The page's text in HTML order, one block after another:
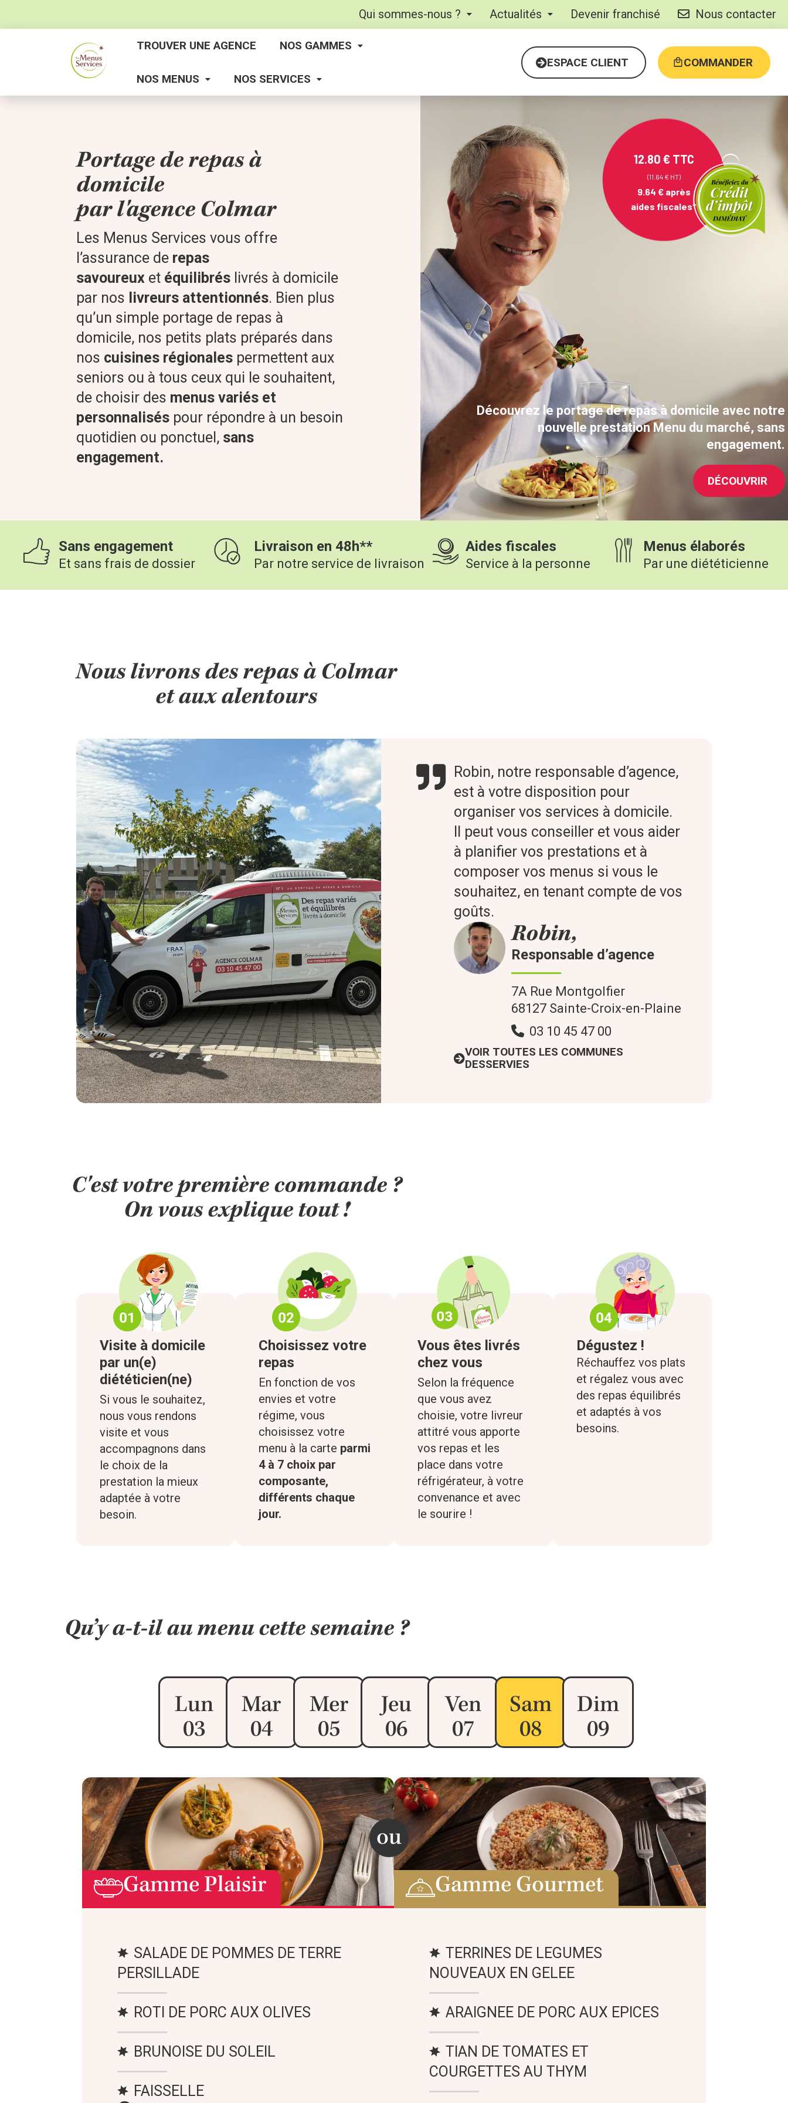
Qui sommes-nous ? Actualités Devenir franchisé Nous contacter
TROUVER UNE AGENCE NOS GAMMES
NOS MENUS NOS SERVICES
ESPACE CLIENT COMMANDER
Portage de repas à
domicile
par l'agence Colmar
Les Menus Services vous offre
l’assurance de repas
savoureux et équilibrés livrés à domicile
par nos livreurs attentionnés. Bien plus
qu’un simple portage de repas à
domicile, nos petits plats préparés dans
nos cuisines régionales permettent aux
seniors ou à tous ceux qui le souhaitent,
de choisir des menus variés et
personnalisés pour répondre à un besoin
quotidien ou ponctuel, sans
engagement.
Découvrez le portage de repas à domicile avec notre
nouvelle prestation Menu du marché, sans
engagement.
DÉCOUVRIR
12.80 € TTC
(11.64 € HT)
9.64 €après
aides fiscales*
Sans engagement
Et sans frais de dossier
Livraison en 48h**
Par notre service de livraison
Aides fiscales
Service à la personne
Menus élaborés
Par une diététicienne
Nous livrons des repas à Colmar
et aux alentours
Robin, notre responsable d’agence,
est à votre disposition pour
organiser vos services à domicile.
Il peut vous conseiller et vous aider
à planifier vos prestations et à
composer vos menus si vous le
souhaitez, en tenant compte de vos
goûts.
Robin,
Responsable d’agence
7A Rue Montgolfier
68127 Sainte-Croix-en-Plaine
03 10 45 47 00
VOIR TOUTES LES COMMUNES
DESSERVIES
C'est votre première commande ?
On vous explique tout !
Visite à domicile
par un(e)
diététicien(ne)
Si vous le souhaitez,
nous vous rendons
visite et vous
accompagnons dans
le choix de la
prestation la mieux
adaptée à votre
besoin.
Choisissez votre
repas
En fonction de vos
envies et votre
régime, vous
choisissez votre
menu à la carte parmi
4 à 7 choix par
composante,
différents chaque
jour.
Vous êtes livrés
chez vous
Selon la fréquence
que vous avez
choisie, votre livreur
attitré vous apporte
vos repas et les
place dans votre
réfrigérateur, à votre
convenance et avec
le sourire !
Dégustez !
Réchauffez vos plats
et régalez vous avec
des repas équilibrés
et adaptés à vos
besoins.
Qu’y a-t-il au menu cette semaine ?
Lun
03
Mar
04
Mer
05
Jeu
06
Ven
07
Sam
08
Dim
09
Gamme Plaisir
SALADE DE POMMES DE TERRE
PERSILLADE
ROTI DE PORC AUX OLIVES
BRUNOISE DU SOLEIL
FAISSELLE
Gamme Gourmet
ou
TERRINES DE LEGUMES
NOUVEAUX EN GELEE
ARAIGNEE DE PORC AUX EPICES
TIAN DE TOMATES ET
COURGETTES AU THYM